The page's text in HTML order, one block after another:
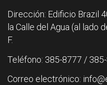
Dirección: Edificio Brazil
la Calle del Agua (al lado
F.
Teléfono: 385-8777 /
Correo electrónico: